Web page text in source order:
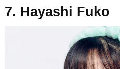
7. Hayashi Fuko